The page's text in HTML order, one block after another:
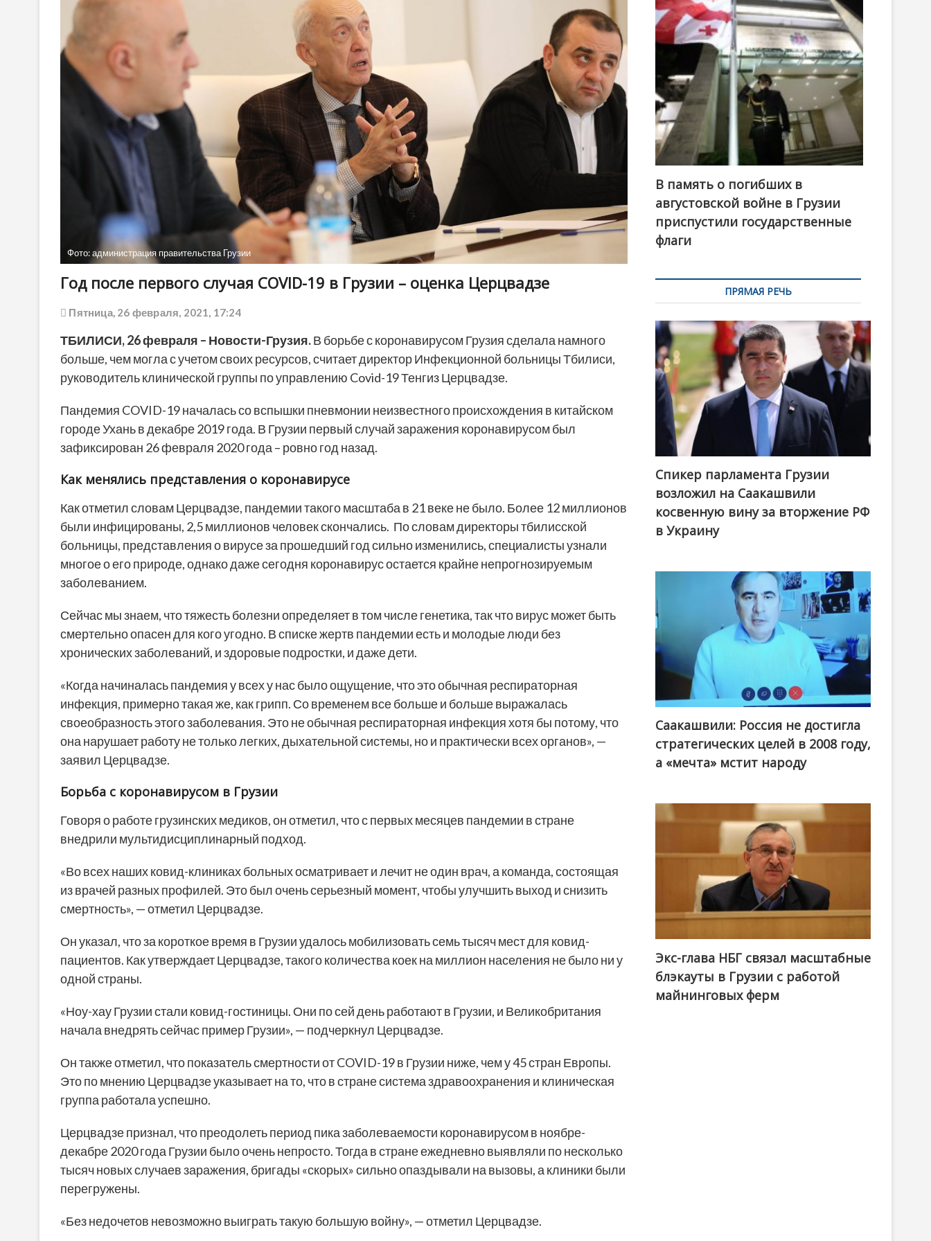
o
n
Фото: администрация правительства Грузии
Год после первого случая COVID-19 в Грузии – оценка Церцвадзе
Пятница, 26 февраля, 2021, 17:24
ТБИЛИСИ, 26 февраля – Новости-Грузия.В борьбе с коронавирусом Грузия сделала намного
больше, чем могла с учетом своих ресурсов, считает директор Инфекционной больницы Тбилиси,
руководитель клинической группы по управлению Covid-19 Тенгиз Церцвадзе.
Пандемия COVID-19 началась со вспышки пневмонии неизвестного происхождения в китайском
городе Ухань в декабре 2019 года. В Грузии первый случай заражения коронавирусом был
зафиксирован 26 февраля 2020 года – ровно год назад.
Как менялись представления о коронавирусе
Как отметил словам Церцвадзе, пандемии такого масштаба в 21 веке не было. Более 12 миллионов
были инфицированы, 2,5 миллионов человек скончались. По словам директоры тбилисской
больницы, представления о вирусе за прошедший год сильно изменились, специалисты узнали
многое о его природе, однако даже сегодня коронавирус остается крайне непрогнозируемым
заболеванием.
Сейчас мы знаем, что тяжесть болезни определяет в том числе генетика, так что вирус может быть
смертельно опасен для кого угодно. В списке жертв пандемии есть и молодые люди без
хронических заболеваний, и здоровые подростки, и даже дети.
«Когда начиналась пандемия у всех у нас было ощущение, что это обычная респираторная
инфекция, примерно такая же, как грипп. Со временем все больше и больше выражалась
своеобразность этого заболевания. Это не обычная респираторная инфекция хотя бы потому, что
она нарушает работу не только легких, дыхательной системы, но и практически всех органов», —
заявил Церцвадзе.
Борьба с коронавирусом в Грузии
Говоря о работе грузинских медиков, он отметил, что с первых месяцев пандемии в стране
внедрили мультидисциплинарный подход.
«Во всех наших ковид-клиниках больных осматривает и лечит не один врач, а команда, состоящая
из врачей разных профилей. Это был очень серьезный момент, чтобы улучшить выход и снизить
смертность», — отметил Церцвадзе.
Он указал, что за короткое время в Грузии удалось мобилизовать семь тысяч мест для ковид-
пациентов. Как утверждает Церцвадзе, такого количества коек на миллион населения не было ни у
одной страны.
«Ноу-хау Грузии стали ковид-гостиницы. Они по сей день работают в Грузии, и Великобритания
начала внедрять сейчас пример Грузии», — подчеркнул Церцвадзе.
Он также отметил, что показатель смертности от COVID-19 в Грузии ниже, чем у 45 стран Европы.
Это по мнению Церцвадзе указывает на то, что в стране система здравоохранения и клиническая
группа работала успешно.
Церцвадзе признал, что преодолеть период пика заболеваемости коронавирусом в ноябре-
декабре 2020 года Грузии было очень непросто. Тогда в стране ежедневно выявляли по несколько
тысяч новых случаев заражения, бригады «скорых» сильно опаздывали на вызовы, а клиники были
перегружены.
«Без недочетов невозможно выиграть такую большую войну», — отметил Церцвадзе.
В память о погибших в
августовской войне в Грузии
приспустили государственные
флаги
ПРЯМАЯ РЕЧЬ
Спикер парламента Грузии
возложил на Саакашвили
косвенную вину за вторжение РФ
в Украину
Саакашвили: Россия не достигла
стратегических целей в 2008 году,
а «мечта» мстит народу
Экс-глава НБГ связал масштабные
блэкауты в Грузии с работой
майнинговых ферм